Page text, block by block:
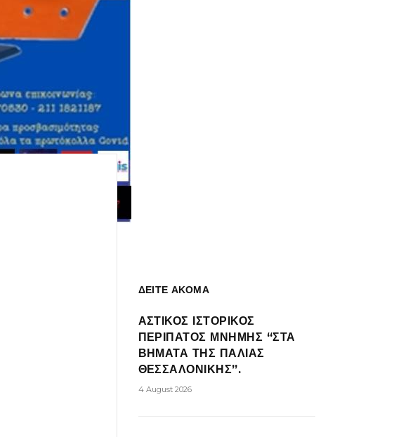
ΔΕΙΤΕ ΑΚΟΜΑ
ΑΣΤΙΚΟΣ ΙΣΤΟΡΙΚΟΣ
ΠΕΡΙΠΑΤΟΣ ΜΝΗΜΗΣ “ΣΤΑ
ΒΗΜΑΤΑ ΤΗΣ ΠΑΛΙΑΣ
ΘΕΣΣΑΛΟΝΙΚΗΣ”.
4 August 2026